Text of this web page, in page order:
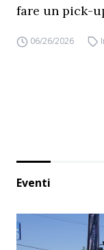
fare un pick-
06/26/2026
Eventi